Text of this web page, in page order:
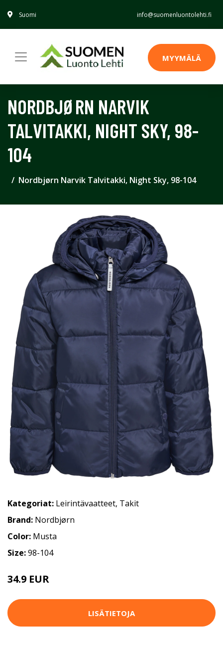
Suomi info@suomenluontolehti.fi
MYYMÄLÄ
NORDBJØRN NARVIK
TALVITAKKI, NIGHT SKY, 98-
104
Nordbjørn Narvik Talvitakki, Night Sky, 98-104
Kategoriat: Leirintävaatteet, Takit
Brand: Nordbjørn
Color: Musta
Size:98-104
34.9 EUR
LISÄTIETOJA